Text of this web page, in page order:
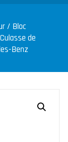
/ Bloc
de
Benz